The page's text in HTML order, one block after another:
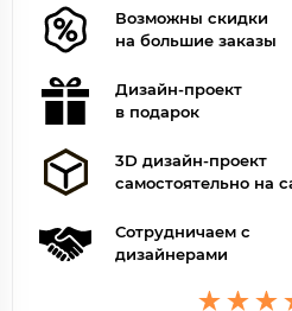
Возможны скидки
на большие заказы
Дизайн-проект
в подарок
3D дизайн-проект
самостоятельно на
Сотрудничаем с
дизайнерами